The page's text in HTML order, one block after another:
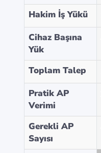
Hakim İş Yükü
Cihaz Başına
Yük
Toplam Talep
Pratik AP
Verimi
Gerekli AP
Sayısı